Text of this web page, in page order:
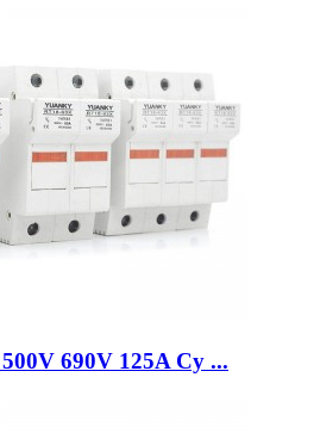
690V 125A Cy ...